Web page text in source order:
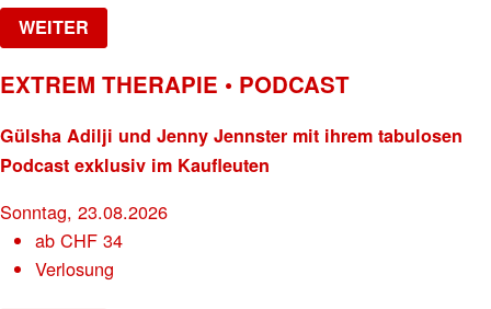
WEITER
EXTREM THERAPIE • PODCAST
Gülsha Adilji und Jenny Jennster mit ihrem tabulosen
Podcast exklusiv im Kaufleuten
Sonntag, 23.08.2026
abCHF 34
Verlosung